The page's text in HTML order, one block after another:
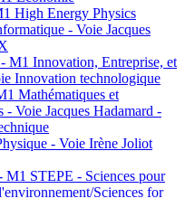
High Energy Physics
- Voie Jacques
M1 Innovation, Entreprise, et
Innovation technologique
Mathématiques et
- Voie Jacques Hadamard -
- Voie Irène Joliot
M1 STEPE - Sciences pour
Sciences for